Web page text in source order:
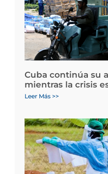
Cuba continúa su
mientras la crisis
Leer Más >>